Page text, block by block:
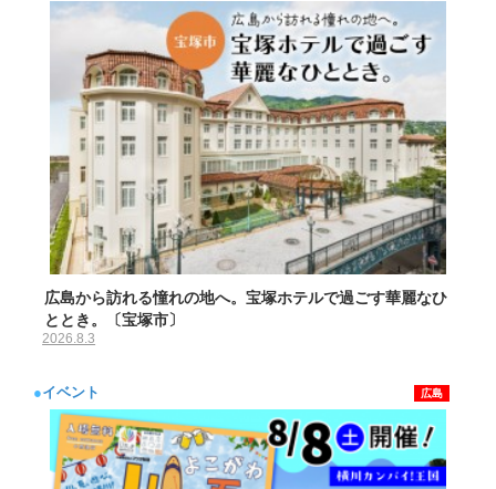
広島から訪れる憧れの地へ。宝塚ホテルで過ごす華麗なひ
ととき。〔宝塚市〕
2026.8.3
●イベント 広島